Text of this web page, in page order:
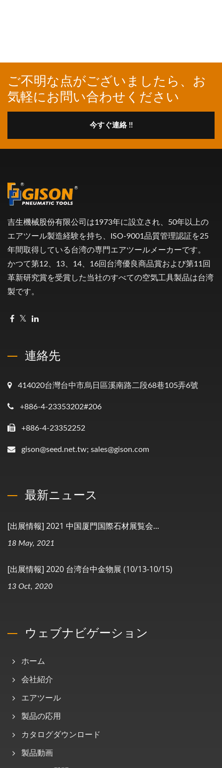
ご不明な点がございましたら、お
気軽にお問い合わせください
今すぐ連絡 !!
吉生機械股份有限公司は1973年に設立され、50年以上の
エアツール製造経験を持ち、ISO-9001品質管理認証を25
年間取得している台湾の専門エアツールメーカーです。
かつて第12、13、14、16回台湾優良商品賞および第11回
革新研究賞を受賞した当社のすべての空気工具製品は台湾
製です。
連絡先
414020台灣台中市烏日區溪南路二段68巷105弄6號
+886-4-23353202#206
+886-4-23352252
gison@seed.net.tw; sales@gison.com
最新ニュース
[出展情報] 2021 中国厦門国際石材展覧会...
18 May, 2021
[出展情報] 2020 台湾台中金物展 (10/13-10/15)
13 Oct, 2020
ウェブナビゲーション
ホーム
会社紹介
エアツール
製品の応用
カタログダウンロード
製品動画